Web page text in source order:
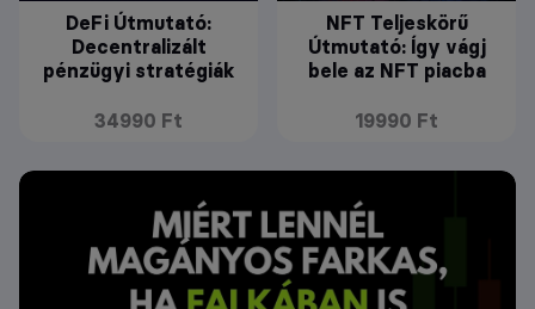
DeFi Útmutató:
Decentralizált
pénzügyi stratégiák
34990 Ft
NFT Teljeskörű
Útmutató: Így vágj
bele az NFT piacba
19990 Ft